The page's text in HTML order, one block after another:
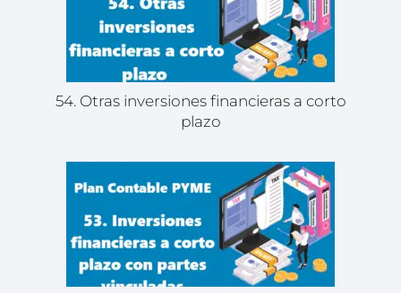
54. Otras inversiones financieras a corto
plazo